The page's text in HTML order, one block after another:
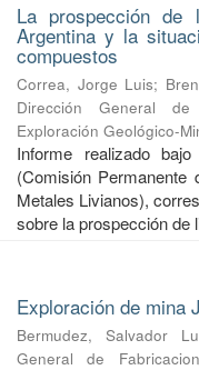
La prospección
Argentina y la
compuestos
Correa, Jorge Luis;
Dirección General
Exploración Geológico-
Informe realizado
(Comisión Permanente
Metales Livianos),
sobre la prospección de
Exploración de mina
Bermudez, Salvador
General de